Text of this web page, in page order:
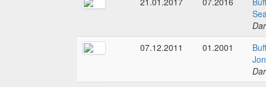
07.12.2011
01.2001